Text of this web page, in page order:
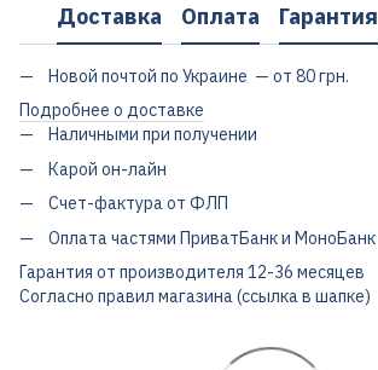
Доставка Оплата Гарантия
Новой почтой по Украине — от 80 грн.
Подробнее о доставке
Наличными при получении
Карой он-лайн
Счет-фактура от ФЛП
Оплата частями ПриватБанк и МоноБанк
Гарантия от производителя 12-36 месяцев
Согласно правил магазина (ссылка в шапке)